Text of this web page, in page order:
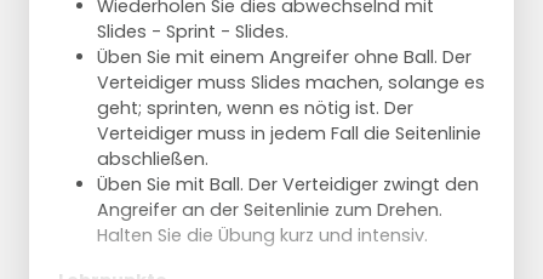
Wiederholen Sie dies abwechselnd mit
Slides - Sprint - Slides.
Üben Sie mit einem Angreifer ohne Ball. Der
Verteidiger muss Slides machen, solange es
geht; sprinten, wenn es nötig ist. Der
Verteidiger muss in jedem Fall die Seitenlinie
abschließen.
Üben Sie mit Ball. Der Verteidiger zwingt den
Angreifer an der Seitenlinie zum Drehen.
Halten Sie die Übung kurz und intensiv.